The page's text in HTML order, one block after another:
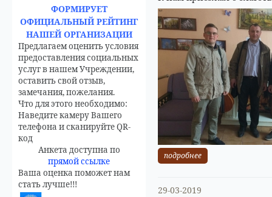
ФОРМИРУЕТ
ОФИЦИАЛЬНЫЙ РЕЙТИНГ
НАШЕЙ ОРГАНИЗАЦИИ
Предлагаем оценить условия
предоставления социальных
услуг в нашем Учреждении,
оставить свой отзыв,
замечания, пожелания.
Что для этого необходимо:
Наведите камеру Вашего
телефона и сканируйте QR-
код
Анкета доступна по
прямой ссылке
Ваша оценка поможет нам
стать лучше!!!
подробнее
29-03-2019